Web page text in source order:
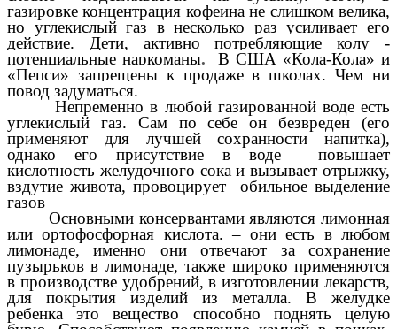
газировке концентрация кофеина не слишком велика,
но углекислый газ в несколько раз усиливает его
действие. Дети, активно потребляющие колу -
потенциальные наркоманы. В США «Кола-Кола» и
«Пепси» запрещены к продаже в школах. Чем ни
повод задуматься.
Непременно в любой газированной воде есть
углекислый газ. Сам по себе он безвреден (его
применяют для лучшей сохранности напитка),
однако его присутствие в воде повышает
кислотность желудочного сока ивызывает отрыжку,
вздутие живота, провоцирует обильное выделение
газов
Основными консервантами являются лимонная
или ортофосфорная кислота.– они есть в любом
лимонаде, именно они отвечают за сохранение
пузырьков в лимонаде, также широко применяются
в производстве удобрений, в изготовлении лекарств,
для покрытия изделий из металла. В желудке
ребенка это вещество способно поднять целую